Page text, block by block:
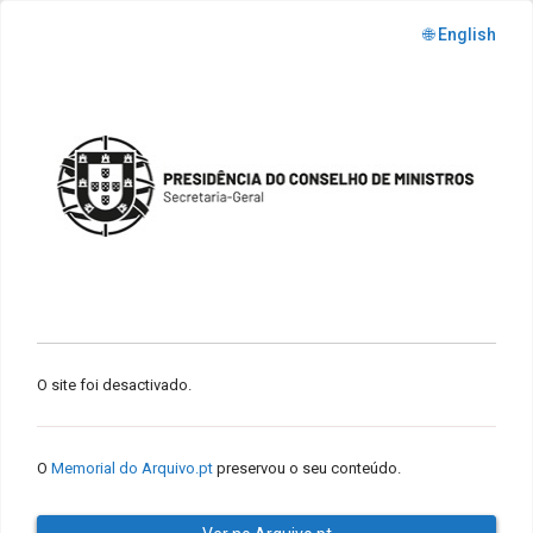
🌐 English
O site foi desactivado.
O Memorial do Arquivo.pt preservou o seu conteúdo.